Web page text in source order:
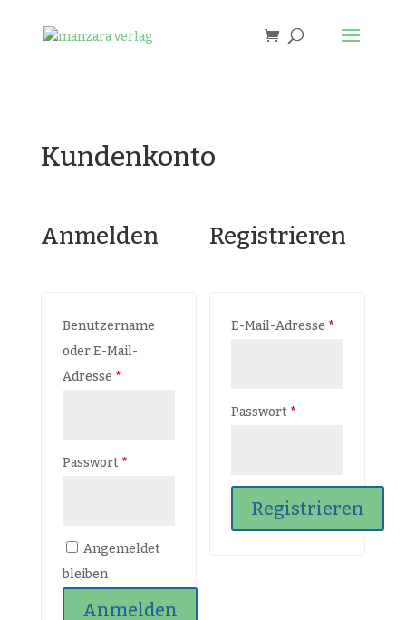
Kundenkonto
Anmelden
Benutzername
oder E-Mail-
Adresse *Erforderlich
Passwort *Erforderlich
Angemeldet
bleiben
Anmelden
Registrieren
E-Mail-Adresse *
Passwort *Erforderlich
Registrieren